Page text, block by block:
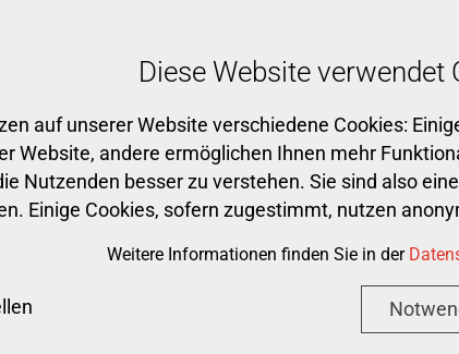
Neu Premium Partner Praxis
Diese Website verwendet
auf unserer Website verschiedene Cookies:
Website, andere ermöglichen Ihnen mehr
Nutzenden besser zu verstehen. Sie sind also
Einige Cookies, sofern zugestimmt, nutzen
Weitere Informationen finden Sie in der